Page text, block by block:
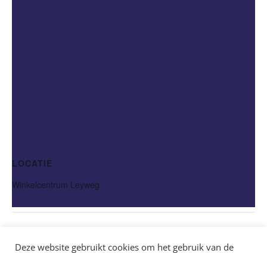
LOCATIE
Winkelcentrum Leyweg
Deze website gebruikt cookies om het gebruik van de